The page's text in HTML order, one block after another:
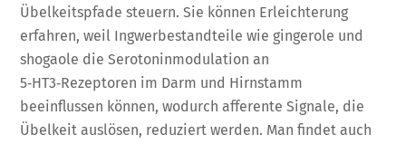
Übelkeitspfade steuern. Sie können Erleichterung
erfahren, weil Ingwerbestandteile wie gingerole und
shogaole die Serotoninmodulation an
5‑HT3‑Rezeptoren im Darm und Hirnstamm
beeinflussen können, wodurch afferente Signale, die
Übelkeit auslösen, reduziert werden. Man findet auch